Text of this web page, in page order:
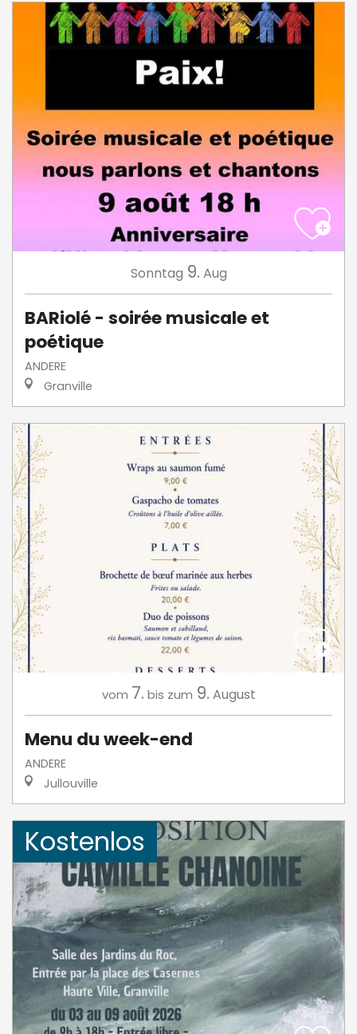
Sonntag 9. Aug
BARiolé - soirée musicale et
poétique
ANDERE
Granville
vom 7. bis zum 9. August
Menu du week-end
ANDERE
Jullouville
Kostenlos